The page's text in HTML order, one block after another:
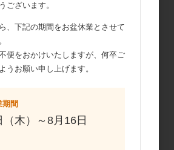
ト 1ケー
夏季冷蔵品
ございます。
、下記の期間をお盆休業とさせて
便をおかけいたしますが、何卒ご
うお願い申し上げます。
間
（木）～8月16日